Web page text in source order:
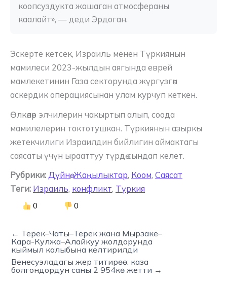
коопсуздукта жашаган атмосфераны
каалайт», — деди Эрдоган.
Эскерте кетсек, Израиль менен Түркиянын
мамилеси 2023-жылдын аягында еврей
мамлекетинин Газа секторунда жүргүзгөн
аскердик операциясынан улам курчуп кеткен.
Өлкөлөр элчилерин чакыртып алып, соода
мамилелерин токтотушкан. Түркиянын азыркы
жетекчилиги Израилдин бийлигин аймактагы
саясаты үчүн ырааттуу түрдө сындап келет.
Рубрики: Дүйнө,Жаңылыктар, Коом, Саясат
Теги: Израиль, конфликт, Түркия
0 0
← Терек–Чаты–Терек жана Мырзаке–
Кара-Кулжа–Алайкуу жолдорунда
кыймыл калыбына келтирилди
Венесуэладагы жер титирөө: каза
болгондордун саны 2 954кө жетти →